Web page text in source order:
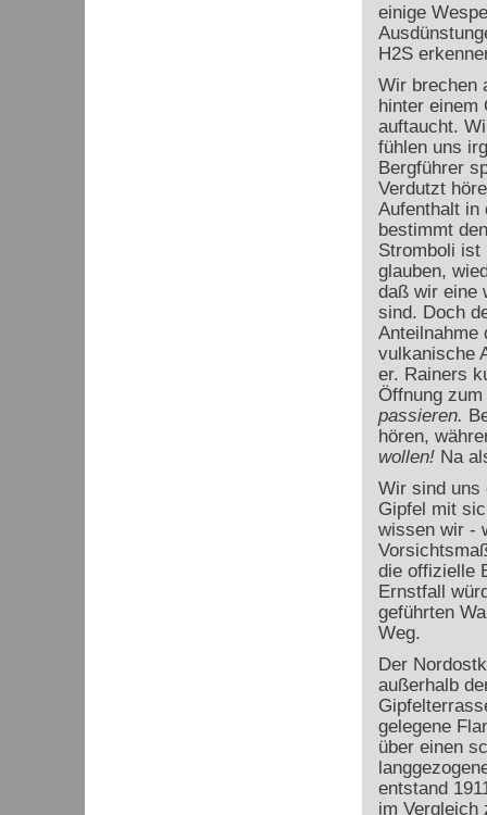
einige
H2S
Wir brechen
hinter einem
auftaucht.
fühlen uns
Bergführer
Verdutzt
Aufenthalt in
bestimmt
Stromboli ist
glauben,
daß wir eine
sind. Doch
Anteilnahme
vulkanische
er. Rainers
Öffnung
passieren.
hören,
wollen! Na
Wir sind uns
Gipfel mit
wissen wir -
die offizielle
Ernstfall
geführten
Weg.
Der
außerhalb
gelegene
über einen
entstand
im Vergleich